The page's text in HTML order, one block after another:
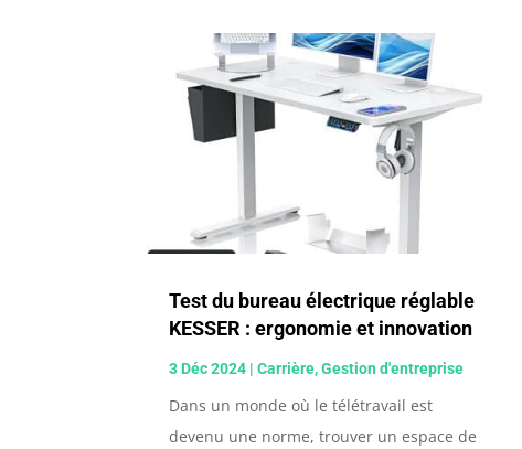
Test du bureau électrique réglable
KESSER : ergonomie et innovation
3 Déc 2024 |Carrière,Gestion d'entreprise
Dans un monde où le télétravail est
devenu une norme, trouver un espace de